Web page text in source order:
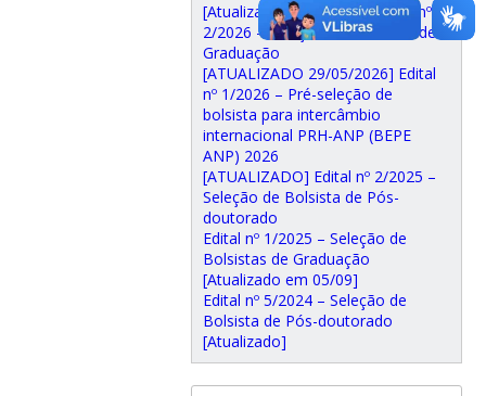
[Atualizado 13/07/2026] Edital nº
2/2026 – Seleção de Bolsistas de
Graduação
[ATUALIZADO 29/05/2026] Edital
nº 1/2026 – Pré-seleção de
bolsista para intercâmbio
internacional PRH-ANP (BEPE
ANP) 2026
[ATUALIZADO] Edital nº 2/2025 –
Seleção de Bolsista de Pós-
doutorado
Edital nº 1/2025 – Seleção de
Bolsistas de Graduação
[Atualizado em 05/09]
Edital nº 5/2024 – Seleção de
Bolsista de Pós-doutorado
[Atualizado]